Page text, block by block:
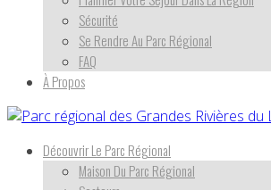
Sécurité
Se Rendre Au Parc Régional
FAQ
À Propos
Découvrir Le Parc Régional
Maison Du Parc Régional